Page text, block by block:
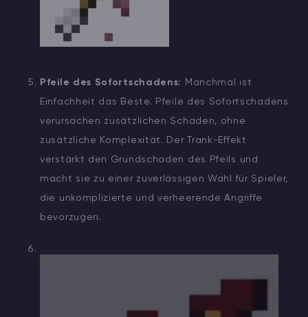
Pfeile des Sofortschadens:
Manchmal ist
Einfachheit das Beste. Pfeile des Sofortschadens
verursachen zusätzlichen Schaden, ohne
zusätzliche Komplexität. Der Trank-Effekt
verstärkt den Grundschaden des Pfeils und
macht sie zu einer zuverlässigen Wahl für Spieler,
die unkomplizierte und verheerende Angriffe
bevorzugen.